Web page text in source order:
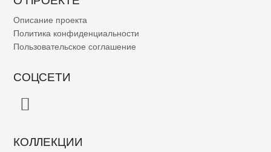
Описание проекта
Политика конфиденциальности
Пользовательское соглашение
СОЦСЕТИ
КОЛЛЕКЦИИ